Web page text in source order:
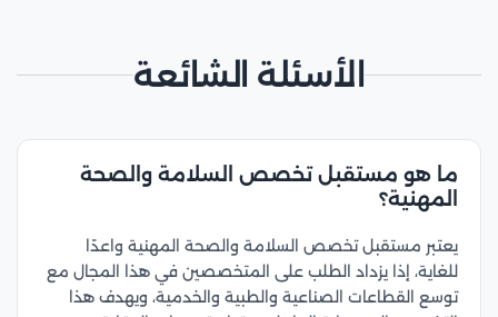
الأسئلة الشائعة
ما هو مستقبل تخصص السلامة والصحة
المهنية؟
يعتبر مستقبل تخصص السلامة والصحة المهنية واعدًا
للغاية، إذا يزداد الطلب على المتخصصين في هذا المجال مع
توسع القطاعات الصناعية والطبية والخدمية، ويهدف هذا